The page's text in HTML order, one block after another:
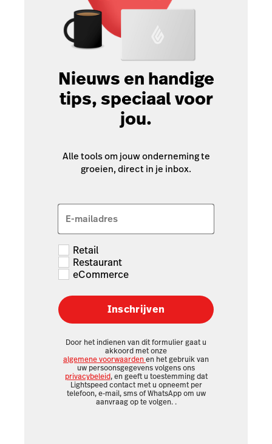
Nieuws en handige
tips, speciaal voor
jou.
Alle tools om jouw onderneming te
groeien, direct in je inbox.
E-mailadres
Retail
Restaurant
eCommerce
Inschrijven
Door het indienen van dit formulier gaat u
akkoord met onze
algemene voorwaardenen het gebruik van
uw persoonsgegevens volgens ons
privacybeleid, en geeft u toestemming dat
Lightspeed contact met u opneemt per
telefoon, e-mail, sms of WhatsApp om uw
aanvraag op te volgen. .